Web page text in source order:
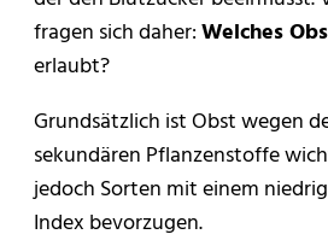
fragen sich daher:Welches
erlaubt?
Grundsätzlich ist Obst wegen
sekundären Pflanzenstoffe
jedoch Sorten mit einem
Index bevorzugen.